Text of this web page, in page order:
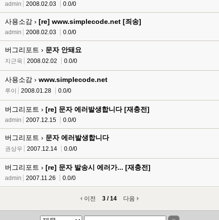
admin 2008.02.03 0.0/0
사용소감 › [re] www.simplecode.net [죄송]
admin 2008.02.03 0.0/0
버그리포트 › 문자 안돼요
지근욱 2008.02.02 0.0/0
사용소감 › www.simplecode.net
루이 2008.01.28 0.0/0
버그리포트 › [re] 문자 에러발생합니다 [재충전]
admin 2007.12.15 0.0/0
버그리포트 › 문자 에러발생합니다
권상우 2007.12.14 0.0/0
버그리포트 › [re] 문자 발송시 에러가... [재충전]
admin 2007.11.26 0.0/0
이전 3 / 14 다음